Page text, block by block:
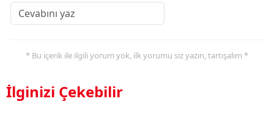
* Bu içerik ile ilgili yorum yok, ilk yorumu siz yazın, tartışalım *
İlginizi Çekebilir